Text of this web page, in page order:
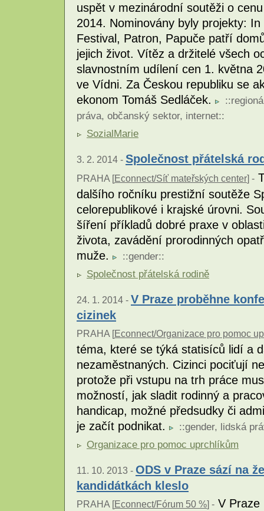
uspět v mezinárodní soutěži o
2014. Nominovány byly projekty:
Festival, Patron, Papuče patří
jejich život. Vítěz a držitelé všech
slavnostním udílení cen 1. května
ve Vídni. Za Českou republiku se
ekonom Tomáš Sedláček.
::
práva, občanský sektor, internet::
SozialMarie
3. 2. 2014 - Společnost přátelská
PRAHA [Econnect/Síť mateřských center] -
dalšího ročníku prestižní soutěže
celorepublikové i krajské úrovni.
šíření příkladů dobré praxe v
života, zavádění prorodinných
muže.
::gender::
Společnost přátelská rodině
24. 1. 2014 - V Praze proběhne
cizinek
PRAHA [Econnect/Organizace pro pomoc
téma, které se týká statisíců lidí a
nezaměstnaných. Cizinci pociťují
protože při vstupu na trh práce
možností, jak sladit rodinný a
handicap, možné předsudky či
je začít podnikat.
::gender, lidská
Organizace pro pomoc uprchlíkům
11. 10. 2013 - ODS v Praze sází na
kandidátkách kleslo
PRAHA [Econnect/Fórum 50 %] - V Praze